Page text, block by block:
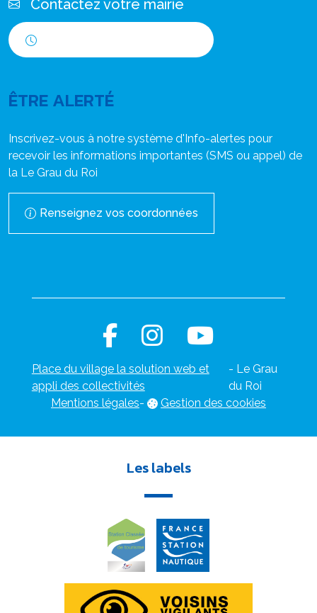
Contactez votre mairie
ÊTRE ALERTÉ
Inscrivez-vous à notre système d'Info-alertes pour
recevoir les informations importantes (SMS ou appel) de
la Le Grau du Roi
Renseignez vos coordonnées
Place du village la solution web et
appli des collectivités
- Le Grau
du Roi
Mentions légales- Gestion des cookies
Les labels